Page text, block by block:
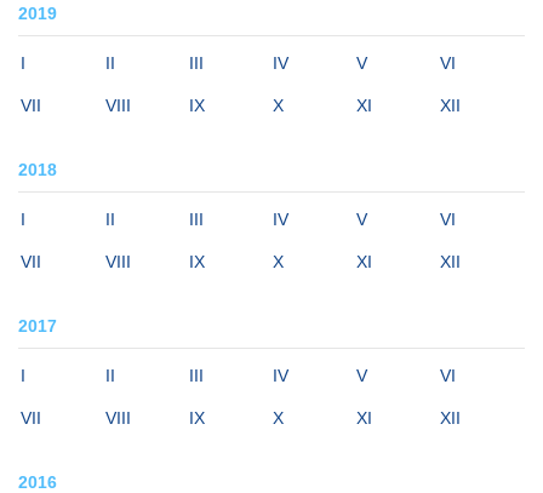
2019
I II III IV V VI
VII VIII IX X XI XII
2018
I II III IV V VI
VII VIII IX X XI XII
2017
I II III IV V VI
VII VIII IX X XI XII
2016